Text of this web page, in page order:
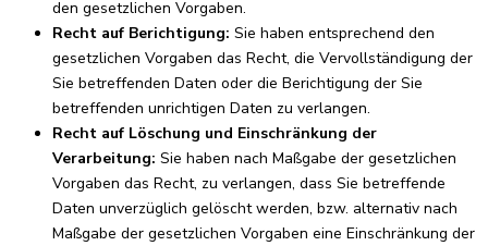
den gesetzlichen Vorgaben.
Recht auf Berichtigung: Sie haben entsprechend den
gesetzlichen Vorgaben das Recht, die Vervollständigung der
Sie betreffenden Daten oder die Berichtigung der Sie
betreffenden unrichtigen Daten zu verlangen.
Recht auf Löschung und Einschränkung der
Verarbeitung: Sie haben nach Maßgabe der gesetzlichen
Vorgaben das Recht, zu verlangen, dass Sie betreffende
Daten unverzüglich gelöscht werden, bzw. alternativ nach
Maßgabe der gesetzlichen Vorgaben eine Einschränkung der